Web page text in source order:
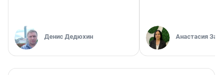
Денис Дедюхин Анастасия